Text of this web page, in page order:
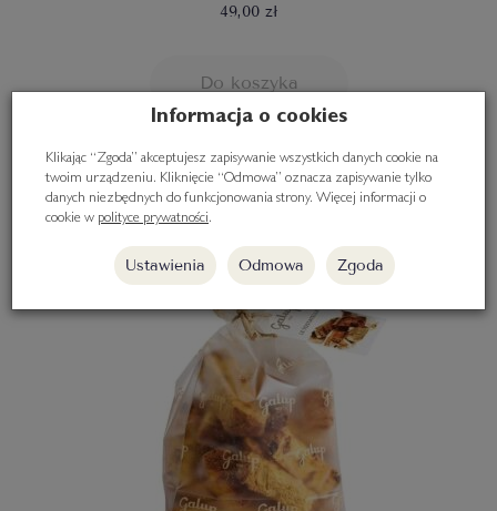
49,00 zł
Do koszyka
Informacja o cookies
Klikając “Zgoda” akceptujesz zapisywanie wszystkich danych cookie na
twoim urządzeniu. Kliknięcie “Odmowa” oznacza zapisywanie tylko
danych niezbędnych do funkcjonowania strony. Więcej informacji o
cookie w polityce prywatności.
Ustawienia Odmowa Zgoda